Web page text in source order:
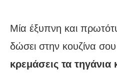
Μία έξυπνη και
δώσει στην κουζίνα σου
κρεμάσεις τα τηγάνια